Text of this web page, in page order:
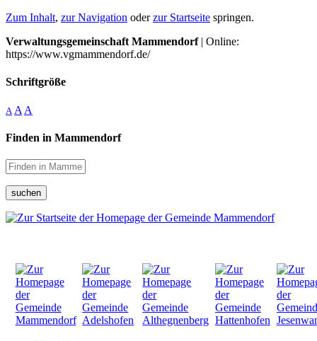
Zum Inhalt, zur Navigation oderzur Startseite springen.
Verwaltungsgemeinschaft Mammendorf| Online:
https://www.vgmammendorf.de/
Schriftgröße
A A A
Finden in Mammendorf
suchen